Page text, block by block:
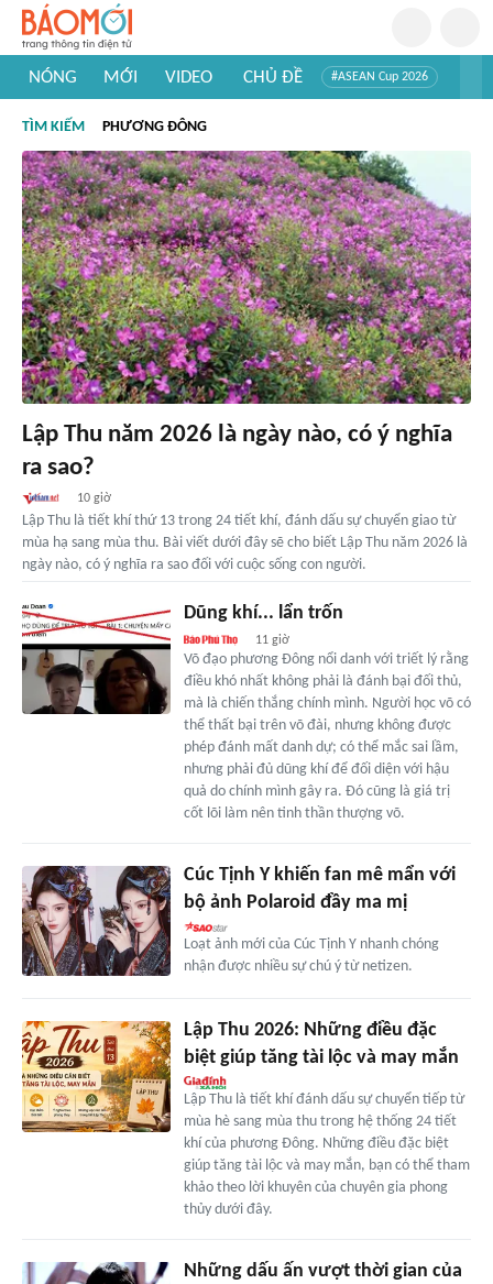
NÓNG MỚI VIDEO CHỦ ĐỀ #ASEAN Cup 2026
#Khám phá thế giới
TÌM KIẾM PHƯƠNG ĐÔNG
Lập Thu năm 2026 là ngày nào, có ý nghĩa
ra sao?
10 giờ
Lập Thu là tiết khí thứ 13 trong 24 tiết khí, đánh dấu sự chuyển giao từ
mùa hạ sang mùa thu. Bài viết dưới đây sẽ cho biết Lập Thu năm 2026 là
ngày nào, có ý nghĩa ra sao đối với cuộc sống con người.
Dũng khí... lẩn trốn
11 giờ
Võ đạo phương Đông nổi danh với triết lý rằng
điều khó nhất không phải là đánh bại đối thủ,
mà là chiến thắng chính mình. Người học võ có
thể thất bại trên võ đài, nhưng không được
phép đánh mất danh dự; có thể mắc sai lầm,
nhưng phải đủ dũng khí để đối diện với hậu
quả do chính mình gây ra. Đó cũng là giá trị
cốt lõi làm nên tinh thần thượng võ.
Cúc Tịnh Y khiến fan mê mẩn với
bộ ảnh Polaroid đầy ma mị
Loạt ảnh mới của Cúc Tịnh Y nhanh chóng
nhận được nhiều sự chú ý từ netizen.
Lập Thu 2026: Những điều đặc
biệt giúp tăng tài lộc và may mắn
Lập Thu là tiết khí đánh dấu sự chuyển tiếp từ
mùa hè sang mùa thu trong hệ thống 24 tiết
khí của phương Đông. Những điều đặc biệt
giúp tăng tài lộc và may mắn, bạn có thể tham
khảo theo lời khuyên của chuyên gia phong
thủy dưới đây.
Những dấu ấn vượt thời gian của